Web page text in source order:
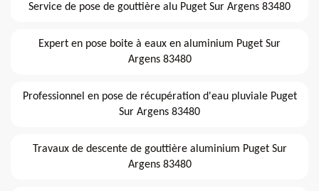
Service de pose de gouttière alu Puget Sur Argens 83480
Expert en pose boite à eaux en aluminium Puget Sur
Argens 83480
Professionnel en pose de récupération d'eau pluviale Puget
Sur Argens 83480
Travaux de descente de gouttière aluminium Puget Sur
Argens 83480